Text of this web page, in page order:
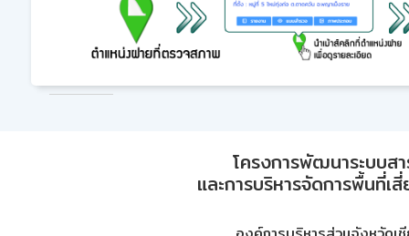
โครงการพัฒนาระบบส
และการบริหารจัดการพื้นที่เ